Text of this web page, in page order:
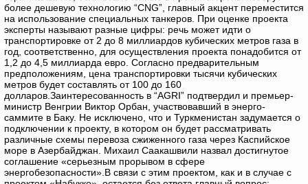
более дешевую технологию “CNG”, главный акцент переместится
на использование специальных танкеров. При оценке проекта
эксперты называют разные цифры: речь может идти о
транспортировке от 2 до 8 миллиардов кубических метров газа в
год, соответственно, для осуществления проекта понадобится от
1,2 до 4,5 миллиарда евро. Согласно предварительным
предположениям, цена транспортировки тысячи кубических
метров будет составлять от 100 до 160
долларов. Заинтересованность в “AGRI” подтвердил и премьер-
министр Венгрии Виктор Орбан, участвовавший в энерго-
саммите в Баку. Не исключено, что и Туркменистан задумается о
подключении к проекту, в котором он будет рассматривать
различные схемы перевоза сжиженного газа через Каспийское
море в Азербайджан. Михаил Саакашвили назвал достигнутое
соглашение «серьезным прорывом в сфере
энергобезопасности». В связи с этим проектом, как и в случае с